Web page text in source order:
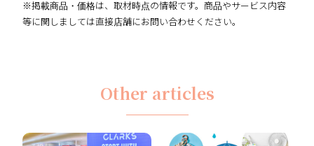
※掲載商品・価格は、取材時点の情報です。商品やサービス内容
等に関しましては直接店舗にお問い合わせください。
Other articles